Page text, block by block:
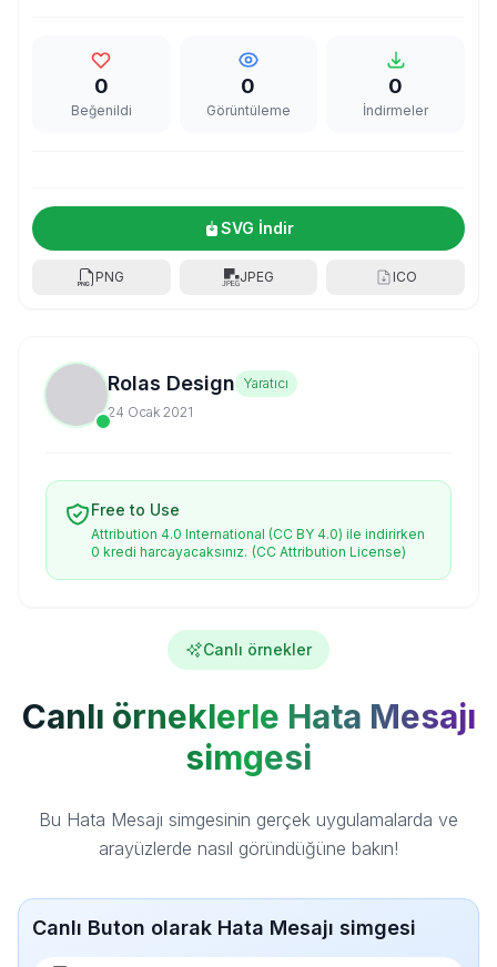
0
Beğenildi
0
Görüntüleme
0
İndirmeler
SVG İndir
PNG JPEG ICO
Rolas Design Yaratıcı
24 Ocak 2021
Free to Use
Attribution 4.0 International (CC BY 4.0) ile indirirken
0 kredi harcayacaksınız. (CC Attribution License)
Canlı örnekler
Canlı örneklerle Hata Mesajı
simgesi
Bu Hata Mesajı simgesinin gerçek uygulamalarda ve
arayüzlerde nasıl göründüğüne bakın!
Canlı Buton olarak Hata Mesajı simgesi